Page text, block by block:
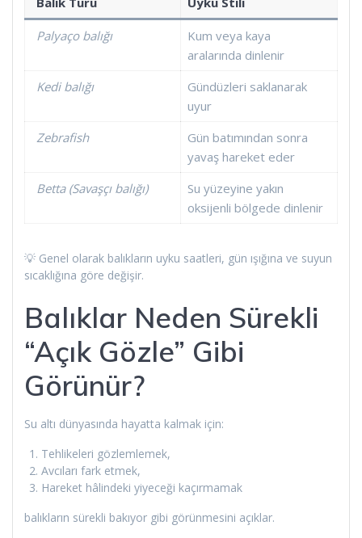
Palyaço balığı
Kum veya kaya
aralarında dinlenir
Kedi balığı
Gündüzleri saklanarak
uyur
Zebrafish
Gün batımından sonra
yavaş hareket eder
Betta (Savaşçı balığı)
Su yüzeyine yakın
oksijenli bölgede dinlenir
💡 Genel olarak balıkların uyku saatleri, gün ışığına ve suyun
sıcaklığına göre değişir.
Balıklar Neden Sürekli
“Açık Gözle” Gibi
Görünür?
Su altı dünyasında hayatta kalmak için:
Tehlikeleri gözlemlemek,
Avcıları fark etmek,
Hareket hâlindeki yiyeceği kaçırmamak
balıkların sürekli bakıyor gibi görünmesini açıklar.